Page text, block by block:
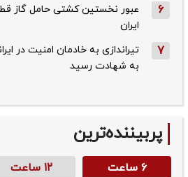
6
عبور نخستین کشتی حامل گاز
ایران
7
تیراندازی به خادمان امنیت در
به شهادت رسید
پربیننده‌ترین
۶ ساعت ۱۲ ساعت